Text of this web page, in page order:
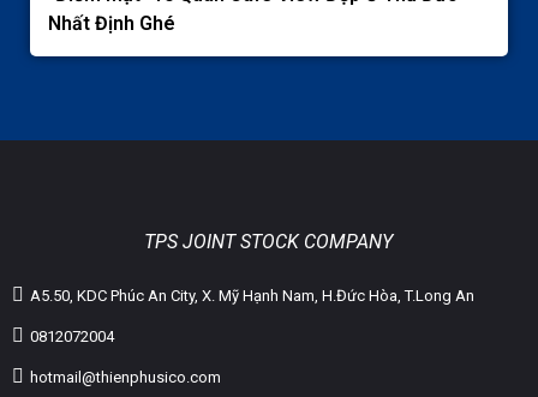
Nhất Định Ghé
TPS JOINT STOCK COMPANY
A5.50, KDC Phúc An City, X. Mỹ Hạnh Nam, H.Đức Hòa, T.Long An
0812072004
hotmail@thienphusico.com